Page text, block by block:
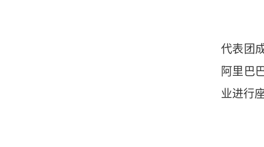
代表团
阿里巴
业进行